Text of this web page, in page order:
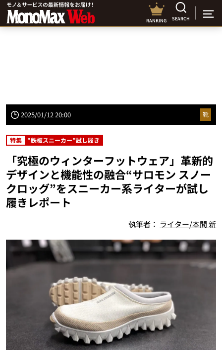
RANKING SEARCH
2025/01/12 20:00 靴
特集 "鉄板スニーカー"試し履き
「究極のウィンターフットウェア」革新的
デザインと機能性の融合“サロモン スノー
クロッグ”をスニーカー系ライターが試し
履きレポート
執筆者： ライター/本間 新